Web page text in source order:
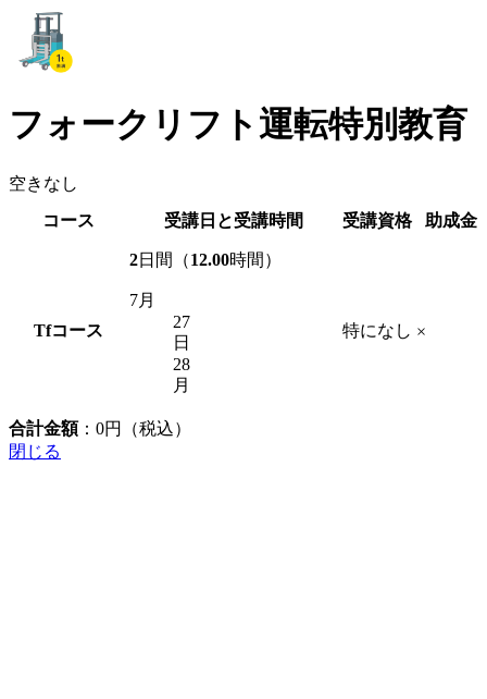
フォークリフト運転特別教育
空きなし
コース
受講日と受講時間 受講資格 助成金
Tfコース
2日間（12.00時間）
7月
27
日
28
月
特になし ×
合計金額： 0円（税込）
閉じる